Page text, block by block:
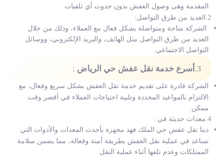
المقدمة وهى وصول العفش بدون حدوث أي تلفيات.
2.العديد من طرق التواصل:
الشركة متاحة ومتواصلة بشكل فعال مع العملاء، وذلك من خلال
العديد من طرق التواصل مثل الهاتف، والبريد الإلكتروني، ووسائل
التواصل الاجتماعي.
3. أسرع خدمة نقل عفش حي الرياض :
الشركة قادرة على تقديم خدمة نقل العفش بشكل سريع وفعال، مع
الالتزام بالمواعيد المحددة وتلبية احتياجات العملاء في أقصر وقت
ممكن.
4.معدات حديثة في :
دينا نقل عفش حي الملك فهد مجهزة بأحدث المعدات والأدوات التي
تساعد في عملية نقل العفش بطريقة آمنة وفعالة، مما يضمن سلامة
الممتلكات وعدم تلفها أثناء عملية النقل.